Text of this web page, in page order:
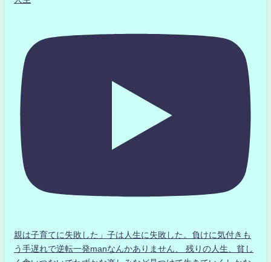
親は子育てに失敗した」子は人生に失敗した。負けに気付きも
う手遅れで逆転一発manなんかありません、 残りの人生、貧し